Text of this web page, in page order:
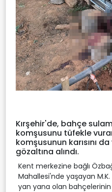
Kırşehir'de, bahçe
komşusunu tüfekle
komşusunun karısını
gözaltına alındı.
Kent merkezine bağlı
Mahallesi'nde yaşayan
yan yana olan bahçelerinin